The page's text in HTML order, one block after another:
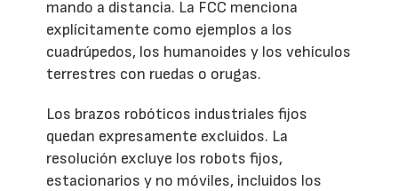
mando a distancia. La FCC menciona
explícitamente como ejemplos a los
cuadrúpedos, los humanoides y los vehículos
terrestres con ruedas o orugas.
Los brazos robóticos industriales fijos
quedan expresamente excluidos. La
resolución excluye los robots fijos,
estacionarios y no móviles, incluidos los